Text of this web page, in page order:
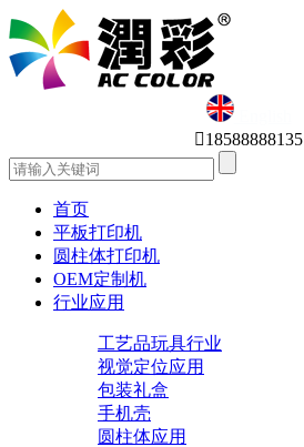
English
18588888135
首页
平板打印机
圆柱体打印机
OEM定制机
行业应用
工艺品玩具行业
视觉定位应用
包装礼盒
手机壳
圆柱体应用